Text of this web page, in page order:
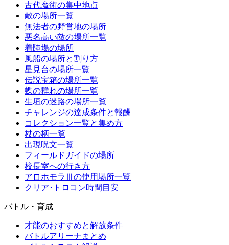
古代魔術の集中地点
敵の場所一覧
無法者の野営地の場所
悪名高い敵の場所一覧
着陸場の場所
風船の場所と割り方
星見台の場所一覧
伝説宝箱の場所一覧
蝶の群れの場所一覧
生垣の迷路の場所一覧
チャレンジの達成条件と報酬
コレクション一覧と集め方
杖の柄一覧
出現呪文一覧
フィールドガイドの場所
校長室への行き方
アロホモラⅢの使用場所一覧
クリア･トロコン時間目安
バトル・育成
才能のおすすめと解放条件
バトルアリーナまとめ